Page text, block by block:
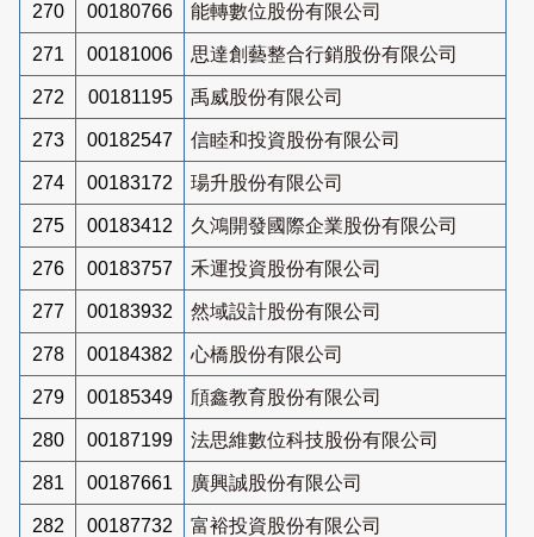
270 00180766 能轉數位股份有限公司
271 00181006 思達創藝整合行銷股份有限公司
272 00181195 禹威股份有限公司
273 00182547 信睦和投資股份有限公司
274 00183172 瑒升股份有限公司
275 00183412 久鴻開發國際企業股份有限公司
276 00183757 禾運投資股份有限公司
277 00183932 然域設計股份有限公司
278 00184382 心橋股份有限公司
279 00185349 頎鑫教育股份有限公司
280 00187199 法思維數位科技股份有限公司
281 00187661 廣興誠股份有限公司
282 00187732 富裕投資股份有限公司